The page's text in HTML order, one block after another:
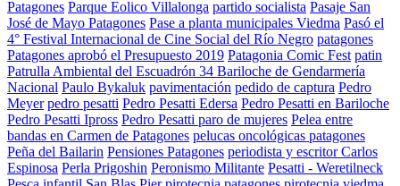
Patagones Parque Eolico Villalonga partido socialista Pasaje San
José de Mayo Patagones Pase a planta municipales Viedma Pasó el
4° Festival Internacional de Cine Social del Río Negro patagones
Patagones aprobó el Presupuesto 2019 Patagonia Comic Fest patin
Patrulla Ambiental del Escuadrón 34 Bariloche de Gendarmería
Nacional Paulo Bykaluk pavimentación pedido de captura Pedro
Meyer pedro pesatti Pedro Pesatti Edersa Pedro Pesatti en Bariloche
Pedro Pesatti Ipross Pedro Pesatti paro de mujeres Pelea entre
bandas en Carmen de Patagones pelucas oncológicas patagones
Peña del Bailarin Pensiones Patagones periodista y escritor Carlos
Espinosa Perla Prigoshin Peronismo Militante Pesatti - Weretilneck